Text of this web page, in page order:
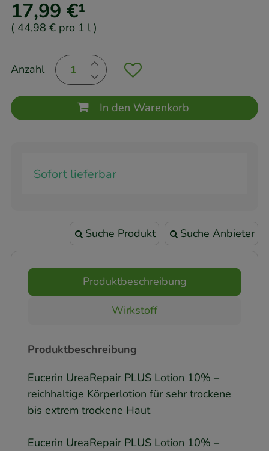
17,99 €¹
( 44,98 € pro 1 l )
Anzahl
In den Warenkorb
Sofort lieferbar
Suche Produkt Suche Anbieter
Produktbeschreibung
Wirkstoff
Produktbeschreibung
Eucerin UreaRepair PLUS Lotion 10% –
reichhaltige Körperlotion für sehr trockene
bis extrem trockene Haut
Eucerin UreaRepair PLUS Lotion 10% –